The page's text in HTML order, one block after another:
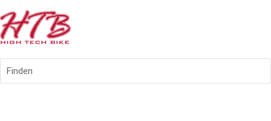
Finden